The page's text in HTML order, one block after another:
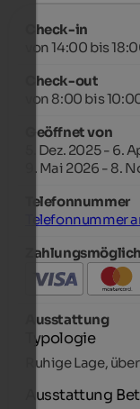
Check-in
von 14:00 bis
Check-out
von 8:00 bis
Geöffnet von
5. Dez. 2025 - 6.
9. Mai 2026 - 8.
Telefonnummer
Telefonnummer
Ausstattung
Typologie
Ruhige Lage,
Ausstattung